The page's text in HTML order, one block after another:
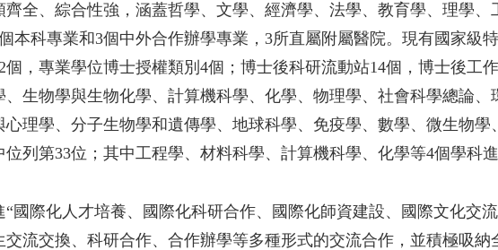
齊全、綜合性強，涵蓋哲學、文學、經濟學、法學、教育學、理學
本科專業和3個中外合作辦學專業，3所直屬附屬醫院。現有國家
個，專業學位博士授權類別4個；博士後科研流動站14個，博士後
、生物學與生物化學、計算機科學、化學、物理學、社會科學總論
理學、分子生物學和遺傳學、地球科學、免疫學、數學、微生物
列第33位；其中工程學、材料科學、計算機科學、化學等4個學科
“國際化人才培養、國際化科研合作、國際化師資建設、國際文化交
交流交換、科研合作、合作辦學等多種形式的交流合作，並積極吸